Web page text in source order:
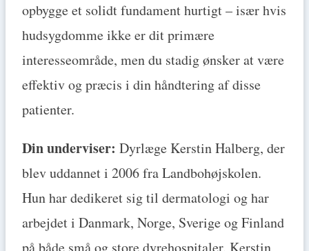
opbygge et solidt fundament hurtigt – især hvis
hudsygdomme ikke er dit primære
interesseområde, men du stadig ønsker at være
effektiv og præcis i din håndtering af disse
patienter.
Din underviser: Dyrlæge Kerstin Halberg, der
blev uddannet i 2006 fra Landbohøjskolen.
Hun har dedikeret sig til dermatologi og har
arbejdet i Danmark, Norge, Sverige og Finland